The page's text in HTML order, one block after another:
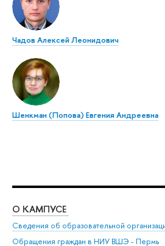
Чадов Алексей Леонидович
Шенкман (Попова) Евгения Андреевна
О КАМПУСЕ
Сведения об образовательной
Обращения граждан в НИУ ВШЭ - Пермь